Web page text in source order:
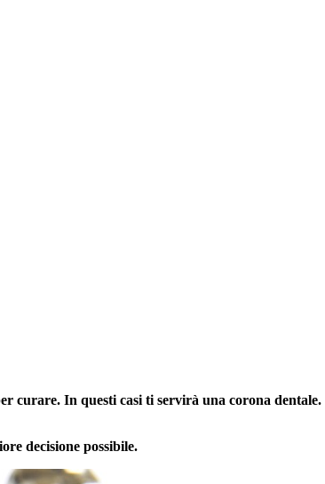
curare. In questi casi ti servirà una corona
decisione possibile.